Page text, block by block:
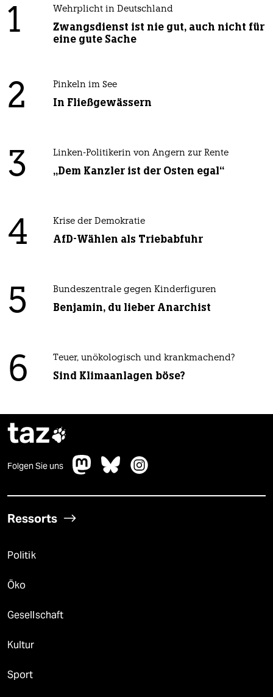
1 Wehrplicht in Deutschland
Zwangsdienst ist nie gut, auch nicht für
eine gute Sache
2 Pinkeln im See
In Fließgewässern
3 Linken-Politikerin von Angern zur Rente
„Dem Kanzler ist der Osten egal“
4 Krise der Demokratie
AfD-Wählen als Triebabfuhr
5 Bundeszentrale gegen Kinderfiguren
Benjamin, du lieber Anarchist
6 Teuer, unökologisch und krankmachend?
Sind Klimaanlagen böse?
taz
Folgen Sie uns
Ressorts
Politik
Öko
Gesellschaft
Kultur
Sport